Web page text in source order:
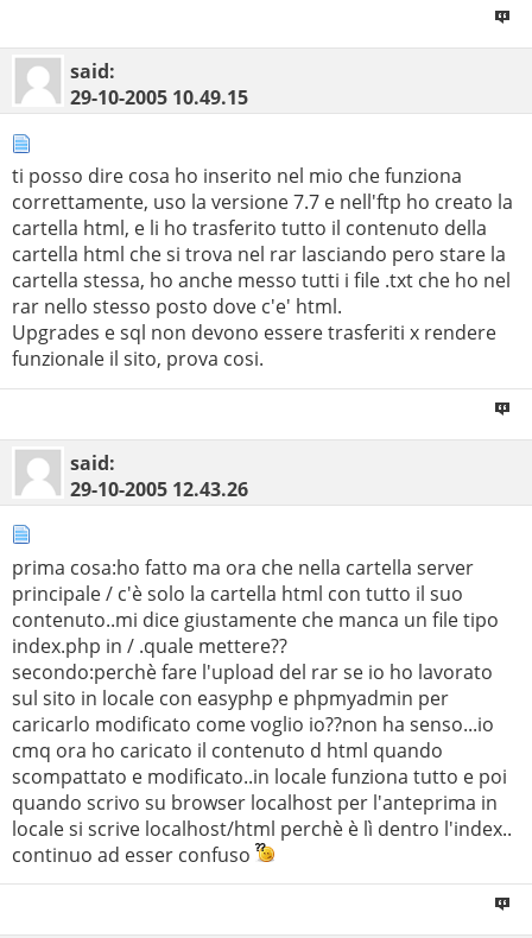
said:
29-10-2005 10.49.15
ti posso dire cosa ho inserito nel mio che funziona
correttamente, uso la versione 7.7 e nell'ftp ho creato la
cartella html, e li ho trasferito tutto il contenuto della
cartella html che si trova nel rar lasciando pero stare la
cartella stessa, ho anche messo tutti i file .txt che ho nel
rar nello stesso posto dove c'e' html.
Upgrades e sql non devono essere trasferiti x rendere
funzionale il sito, prova cosi.
said:
29-10-2005 12.43.26
prima cosa:ho fatto ma ora che nella cartella server
principale / c'è solo la cartella html con tutto il suo
contenuto..mi dice giustamente che manca un file tipo
index.php in / .quale mettere??
secondo:perchè fare l'upload del rar se io ho lavorato
sul sito in locale con easyphp e phpmyadmin per
caricarlo modificato come voglio io??non ha senso...io
cmq ora ho caricato il contenuto d html quando
scompattato e modificato..in locale funziona tutto e poi
quando scrivo su browser localhost per l'anteprima in
locale si scrive localhost/html perchè è lì dentro l'index..
continuo ad esser confuso